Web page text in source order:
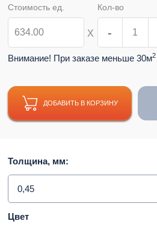
Стоимость ед.
Х
Кол-во
-
Внимание! При заказе меньше 30м2
ДОБАВИТЬ В КОРЗИНУ
Толщина, мм:
0,45
Цвет